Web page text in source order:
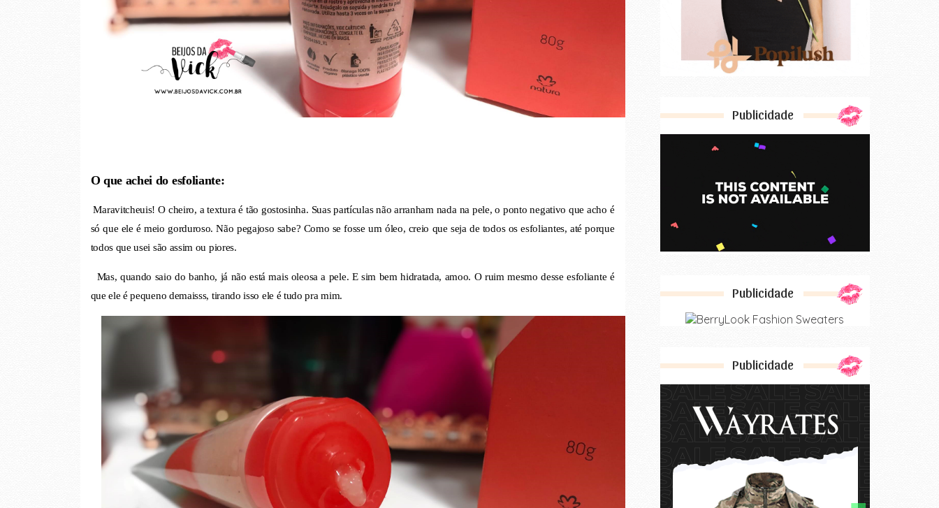
O que achei do esfoliante:
Maravitcheuis! O cheiro, a textura é tão gostosinha. Suas partículas não arranham nada na pele, o ponto negativo que acho é
só que ele é meio gorduroso. Não pegajoso sabe? Como se fosse um óleo, creio que seja de todos os esfoliantes, até porque
todos que usei são assim ou piores.
Mas, quando saio do banho, já não está mais oleosa a pele. E sim bem hidratada, amoo. O ruim mesmo desse esfoliante é
que ele é pequeno demaisss, tirando isso ele é tudo pra mim.
Publicidade
Publicidade
Publicidade